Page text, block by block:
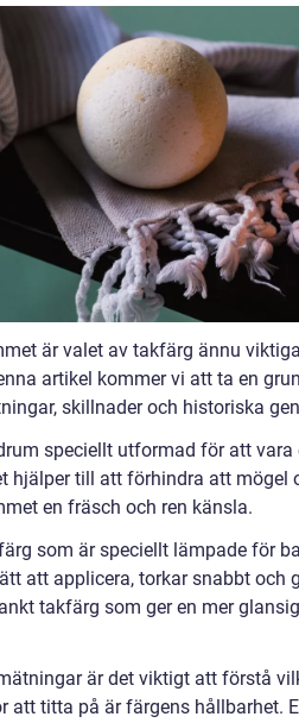
är valet av takfärg ännu
artikel kommer vi att ta en
skillnader och historiska
speciellt utformad för att
hjälper till att förhindra att mögel
en fräsch och ren känsla.
som är speciellt lämpade för
att applicera, torkar snabbt och
takfärg som ger en mer
är det viktigt att förstå
att titta på är färgens hållbarhet.